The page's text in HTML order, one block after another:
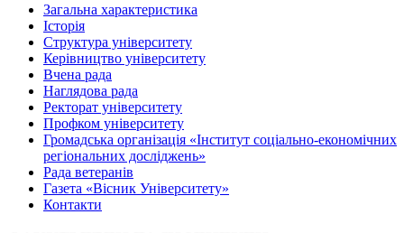
Загальна характеристика
Історія
Структура університету
Керівництво університету
Вчена рада
Наглядова рада
Ректорат університету
Профком університету
Громадська організація «Інститут соціально-економічних
регіональних досліджень»
Рада ветеранів
Газета «Вісник Університету»
Контакти